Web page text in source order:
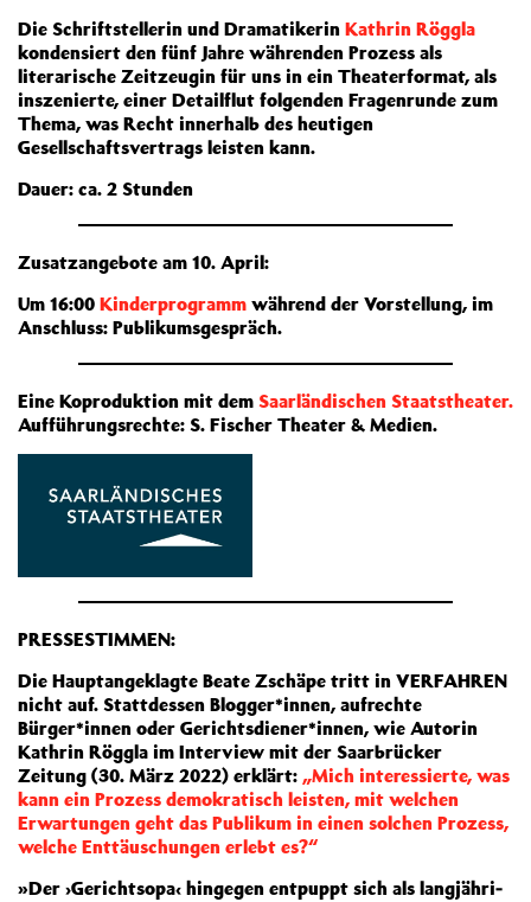
Die Schriftstellerin und Dramatikerin Kathrin Röggla
kondensiert den fünf Jahre währenden Prozess als
literarische Zeitzeugin für uns in ein Theaterformat, als
inszenierte, einer Detailflut folgenden Fragenrunde zum
Thema, was Recht innerhalb des heutigen
Gesellschaftsvertrags leisten kann.
Dauer: ca. 2 Stunden
Zusatzangebote am 10. April:
Um 16:00 Kinderprogramm während der Vorstellung, im
Anschluss: Publikumsgespräch.
Eine Koproduktion mit dem Saarländischen Staatstheater.
Aufführungsrechte: S. Fischer Theater & Medien.
PRESSESTIMMEN:
Die Hauptangeklagte Beate Zschäpe tritt in VERFAHREN
nicht auf. Stattdessen Blogger*innen, aufrechte
Bürger*innen oder Gerichtsdiener*innen, wie Autorin
Kathrin Röggla im Interview mit der Saarbrücker
Zeitung (30. März 2022) erklärt: „Mich interessierte, was
kann ein Prozess demokratisch leisten, mit welchen
Erwartungen geht das Publikum in einen solchen Prozess,
welche Enttäuschungen erlebt es?“
»Der ›Ge­richtso­pa‹ hin­ge­gen ent­puppt sich als lang­jäh­ri­